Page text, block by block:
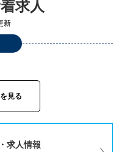
求人
新
見る
求人情報